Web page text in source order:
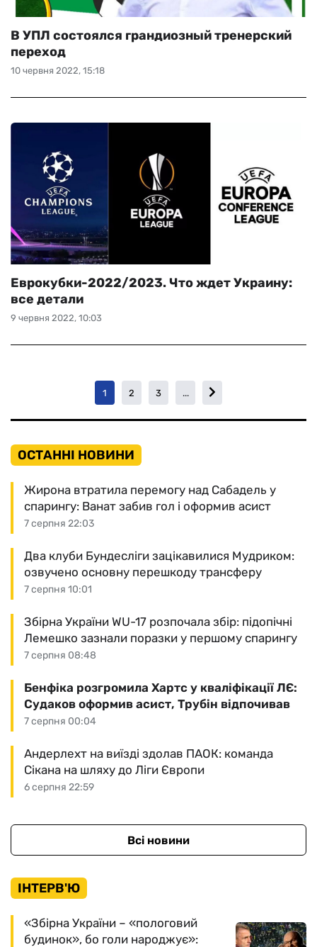
10 червня 2022, 15:18
В УПЛ состоялся грандиозный тренерский
переход
9 червня 2022, 10:03
Еврокубки-2022/2023. Что ждет Украину:
все детали
1 2 3 ...
ОСТАННІ НОВИНИ
7 серпня 22:03
Жирона втратила перемогу над Сабадель у
спарингу: Ванат забив гол і оформив асист
7 серпня 10:01
Два клуби Бундесліги зацікавилися Мудриком:
озвучено основну перешкоду трансферу
7 серпня 08:48
Збірна України WU-17 розпочала збір: підопічні
Лемешко зазнали поразки у першому спарингу
7 серпня 00:04
Бенфіка розгромила Хартс у кваліфікації ЛЄ:
Судаков оформив асист, Трубін відпочивав
6 серпня 22:59
Андерлехт на виїзді здолав ПАОК: команда
Сікана на шляху до Ліги Європи
Всі новини
ІНТЕРВ'Ю
«Збірна України – «пологовий
будинок», бо голи народжує»: